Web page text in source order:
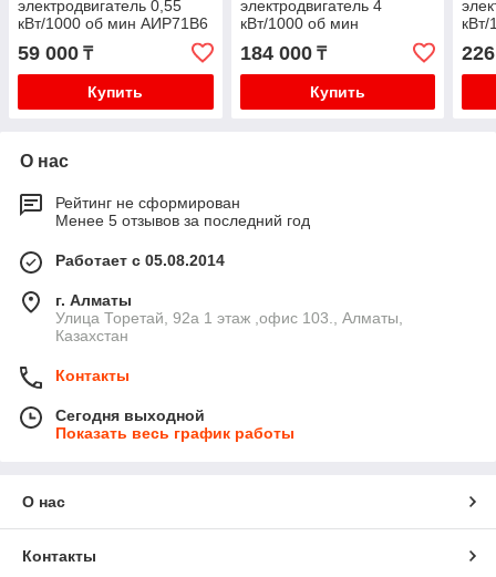
электродвигатель 0,55
кВт/1000 об мин АИР71В6
59 000 ₸
Купить
электродвигатель 4
кВт/1000 об мин
АИР112М6
184 000₸
Купить
О нас
Рейтинг не сформирован
Менее 5 отзывов за последний год
Работает с 05.08.2014
г. Алматы
​Улица Торетай, 92а​ 1 этаж ,офис 103., Алматы,
Казахстан
Контакты
Сегодня выходной
Показать весь график работы
О нас
Контакты